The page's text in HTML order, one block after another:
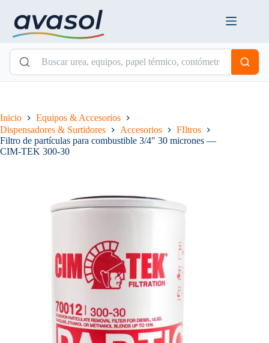
contenido
Inicio
Equipos & Accesorios
Dispensadores & Surtidores
Accesorios
FIltros
Filtro de partículas para combustible 3/4″ 30 micrones —
CIM-TEK 300-30